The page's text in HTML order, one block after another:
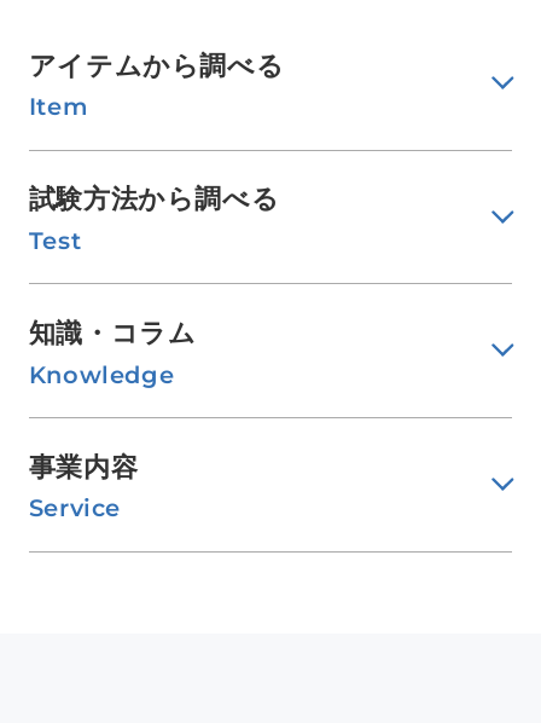
アイテムから調べる
Item
試験方法から調べる
Test
知識・コラム
Knowledge
事業内容
Service